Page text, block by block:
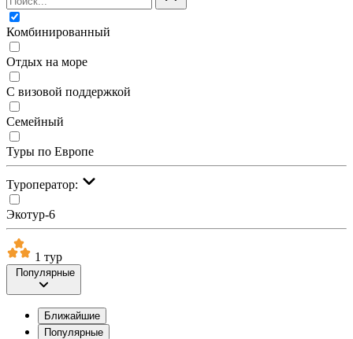
Комбинированный
Отдых на море
С визовой поддержкой
Семейный
Туры по Европе
Туроператор:
Экотур-6
1 тур
Популярные
Ближайшие
Популярные